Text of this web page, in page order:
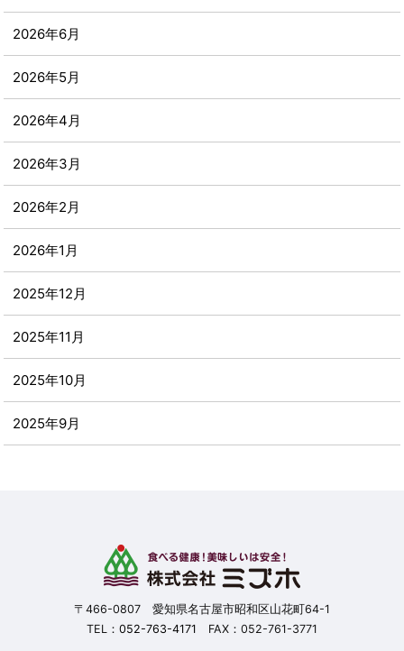
2026年6月
2026年5月
2026年4月
2026年3月
2026年2月
2026年1月
2025年12月
2025年11月
2025年10月
2025年9月
〒466-0807 愛知県名古屋市昭和区山花町64-1
TEL： 052-763-4171 FAX：052-761-3771